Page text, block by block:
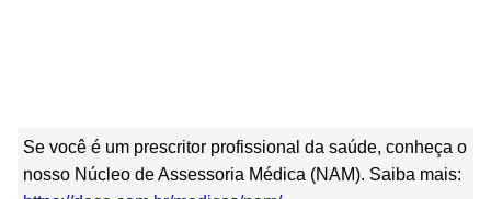
Se você é um prescritor profissional da saúde, conheça o
nosso Núcleo de Assessoria Médica (NAM). Saiba mais: